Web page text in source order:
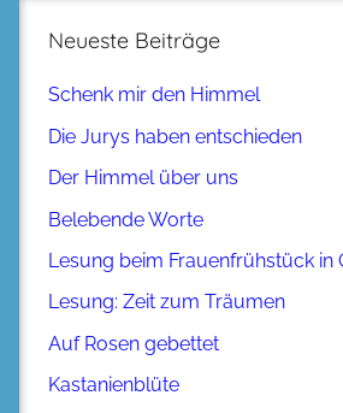
Neueste Beiträge
Schenk mir den Himmel
Die Jurys haben entschieden
Der Himmel über uns
Belebende Worte
Lesung beim Frauenfrühstück in
Lesung: Zeit zum Träumen
Auf Rosen gebettet
Kastanienblüte